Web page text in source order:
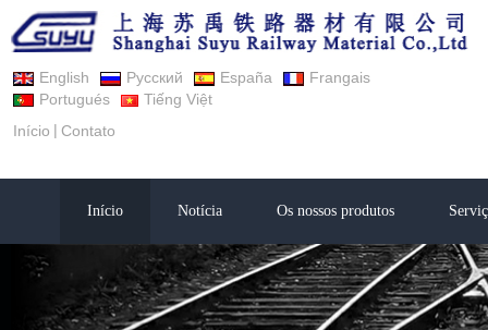
English Русский España
Frangais
Portugués
Tiếng Việt
Início | Contato
Início Notícia Os nossos produtos